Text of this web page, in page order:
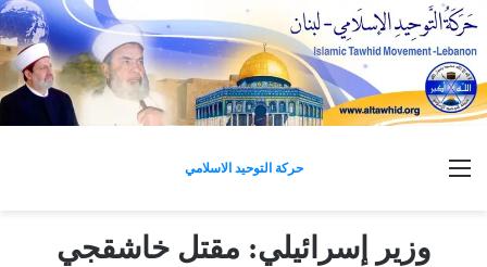
حركة التوحيد الاسلامي
وزير إسرائيلي: مقتل خاشقجي